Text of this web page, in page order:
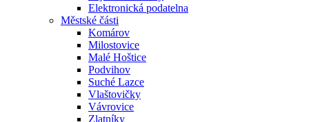
Elektronická podatelna
Městské části
Komárov
Milostovice
Malé Hoštice
Podvihov
Suché Lazce
Vlaštovičky
Vávrovice
Zlatníky